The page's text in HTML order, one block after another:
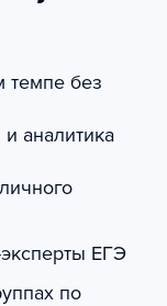
темпе без
аналитика
ЕГЭ
по